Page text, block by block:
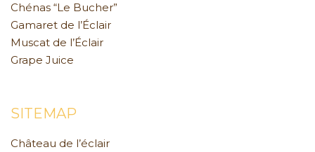
Chénas “Le Bucher”
Gamaret de l’Éclair
Muscat de l’Éclair
Grape Juice
SITEMAP
Château de l’éclair